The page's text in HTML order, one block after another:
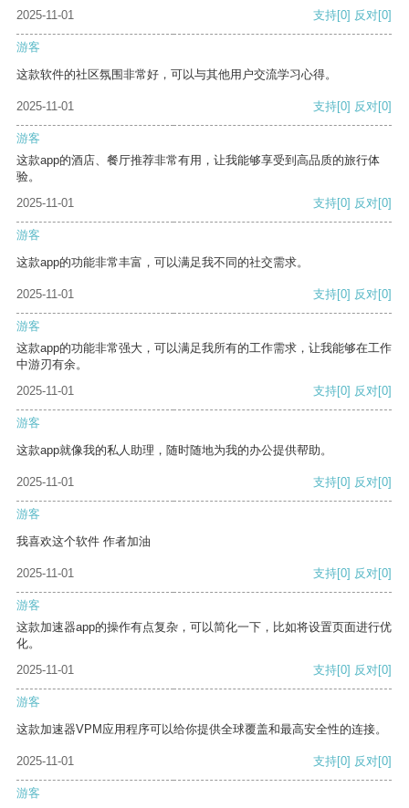
2025-11-01 支持[0] 反对[0]
游客
这款软件的社区氛围非常好，可以与其他用户交流学习心得。
2025-11-01 支持[0] 反对[0]
游客
这款app的酒店、餐厅推荐非常有用，让我能够享受到高品质的旅行体
验。
2025-11-01
支持[0] 反对[0]
游客
这款app的功能非常丰富，可以满足我不同的社交需求。
2025-11-01 支持[0] 反对[0]
游客
这款app的功能非常强大，可以满足我所有的工作需求，让我能够在工作
中游刃有余。
2025-11-01
支持[0] 反对[0]
游客
这款app就像我的私人助理，随时随地为我的办公提供帮助。
2025-11-01 支持[0] 反对[0]
游客
我喜欢这个软件 作者加油
2025-11-01 支持[0] 反对[0]
游客
这款加速器app的操作有点复杂，可以简化一下，比如将设置页面进行优
化。
2025-11-01
支持[0] 反对[0]
游客
这款加速器VPM应用程序可以给你提供全球覆盖和最高安全性的连接。
2025-11-01 支持[0] 反对[0]
游客